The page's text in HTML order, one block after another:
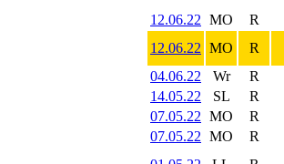
12.06.22 MO R
12.06.22 MO R
04.06.22
Wr R
14.05.22
SL R
07.05.22 MO R
07.05.22 MO R